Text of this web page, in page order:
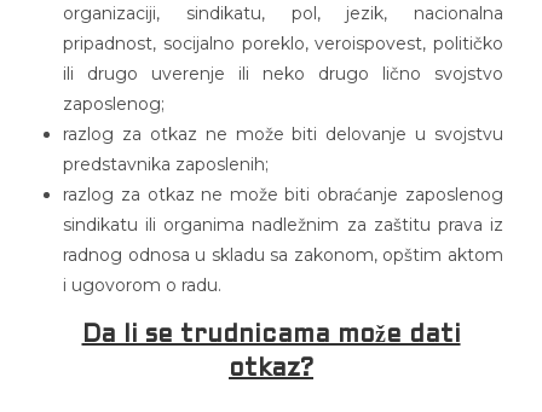
organizaciji, sindikatu, pol, jezik, nacionalna
pripadnost, socijalno poreklo, veroispovest, političko
ili drugo uverenje ili neko drugo lično svojstvo
zaposlenog;
razlog za otkaz ne može biti delovanje u svojstvu
predstavnika zaposlenih;
razlog za otkaz ne može biti obraćanje zaposlenog
sindikatu ili organima nadležnim za zaštitu prava iz
radnog odnosa u skladu sa zakonom, opštim aktom
i ugovorom o radu.
Da li se trudnicama može dati
otkaz?